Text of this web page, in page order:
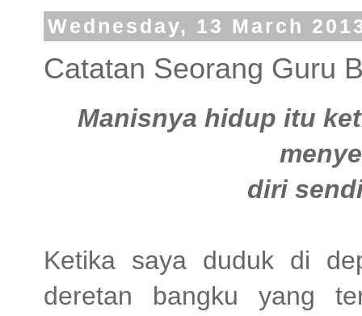
Wednesday, 13 March
Catatan Seorang Guru
Manisnya hidup itu
diri
Ketika saya duduk di
deretan bangku yang